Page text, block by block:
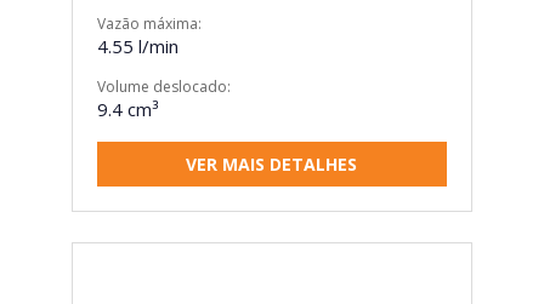
Vazão máxima:
4.55 l/min
Volume deslocado:
9.4 cm³
VER MAIS DETALHES